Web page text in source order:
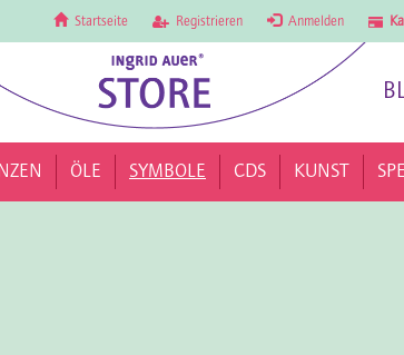
Startseite Registrieren Anmelden
ÖLE SYMBOLE CDS KUNST